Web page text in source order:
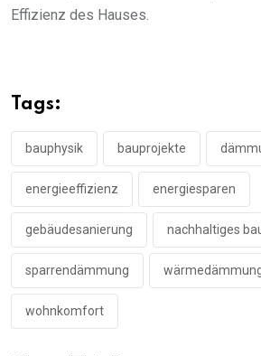
Effizienz des Hauses.
Tags:
bauphysik bauprojekte
energieeffizienz energiesparen
gebäudesanierung nachhaltiges
sparrendämmung
wohnkomfort